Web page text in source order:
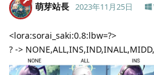
萌芽站長 2023年11月25日
<lora:sorai_saki:0.8:lbw=?>
? ->